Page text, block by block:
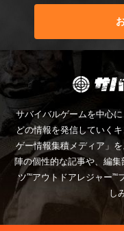
サバイバルゲームを中心
どの情報を発信していく
ゲー情報集積メディア」
陣の個性的な記事や、編
ツ”“アウトドアレジャー
し